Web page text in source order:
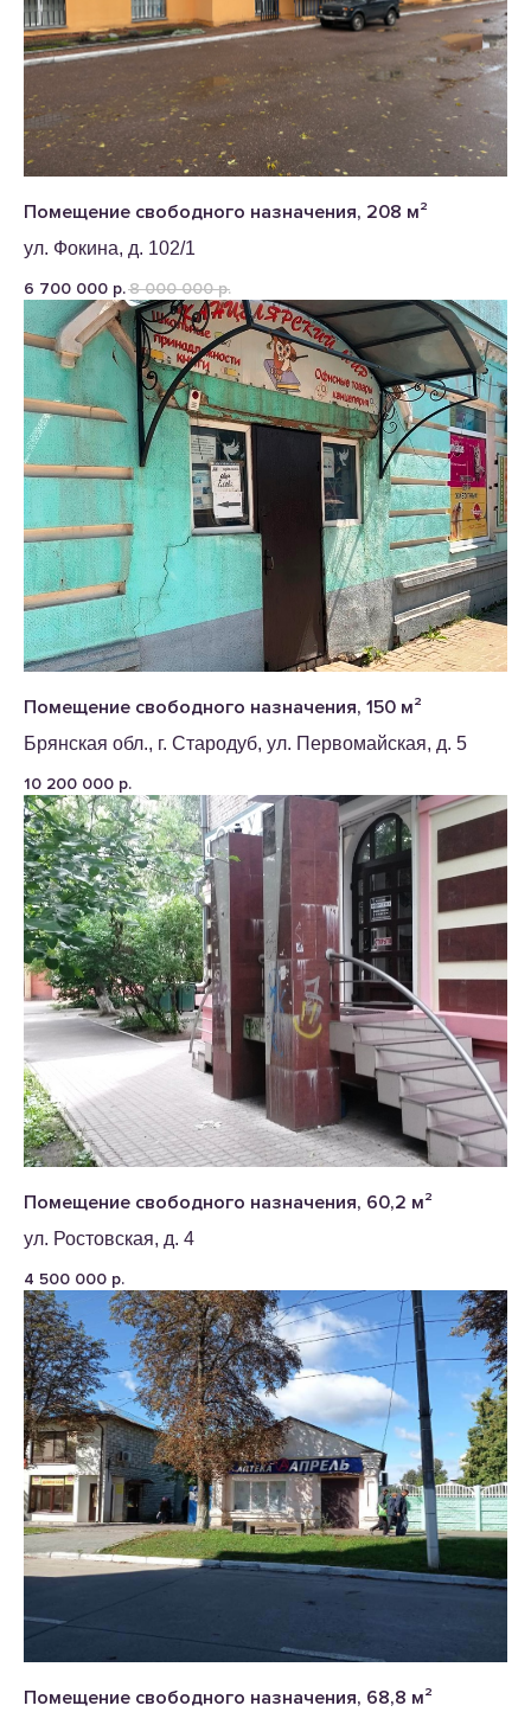
Помещение свободного назначения, 208 м²
ул. Фокина, д. 102/1
6 700 000 р.8 000 000 р.
Помещение свободного назначения, 150 м²
Брянская обл., г. Стародуб, ул. Первомайская, д. 5
10 200 000 р.
Помещение свободного назначения, 60,2 м²
ул. Ростовская, д. 4
4 500 000 р.
Помещение свободного назначения, 68,8 м²